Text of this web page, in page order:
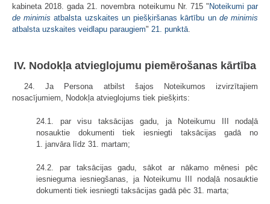
kabineta 2018. gada 21. novembra noteikumu Nr. 715 " Noteikumi par
de minimis atbalsta uzskaites un piešķiršanas kārtību un de minimis
atbalsta uzskaites veidlapu paraugiem" 21. punktā
IV. Nodokļa atvieglojumu piemērošanas kārtība
24. Ja Persona atbilst šajos Noteikumos izvirzītajiem
nosacījumiem, Nodokļa atvieglojums tiek piešķirts:
24.1. par visu taksācijas gadu, ja Noteikumu III nodaļā
nosauktie dokumenti tiek iesniegti taksācijas gadā no
1. janvāra līdz 31. martam;
24.2. par taksācijas gadu, sākot ar nākamo mēnesi pēc
iesnieguma iesniegšanas, ja Noteikumu III nodaļā nosauktie
dokumenti tiek iesniegti taksācijas gadā pēc 31. marta;